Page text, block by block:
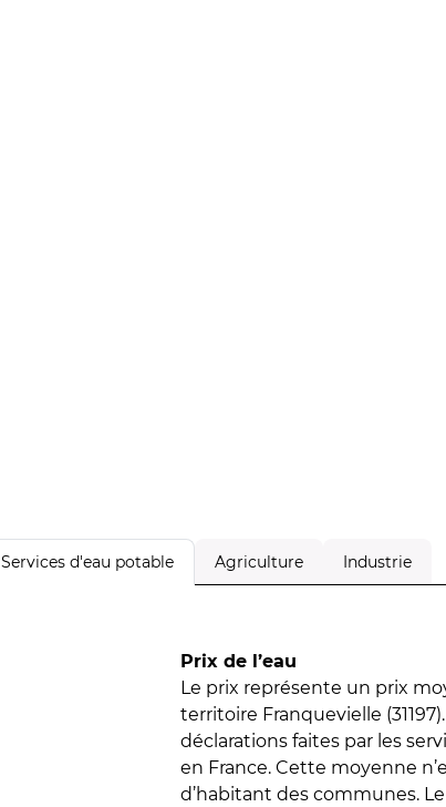
Services d'eau potable Agriculture Industrie
Prix de l’eau
Le prix représente un prix
territoire Franquevielle
déclarations faites par les
en France. Cette moyenne
d’habitant des communes.